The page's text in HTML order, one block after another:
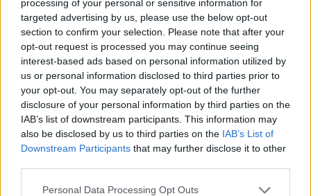
processing of your personal or sensitive information for
targeted advertising by us, please use the below opt-out
section to confirm your selection. Please note that after your
opt-out request is processed you may continue seeing
interest-based ads based on personal information utilized by
us or personal information disclosed to third parties prior to
your opt-out. You may separately opt-out of the further
disclosure of your personal information by third parties on the
IAB’s list of downstream participants. This information may
also be disclosed by us to third parties on the IAB’s List of
Downstream Participants that may further disclose it to other
Personal Data Processing Opt Outs
βαθμολογιών η
Λαρισαία Ιωάννα
Παπακώστα με 19.780
μόρια
26.06.2026 26.06.2026
Life Life